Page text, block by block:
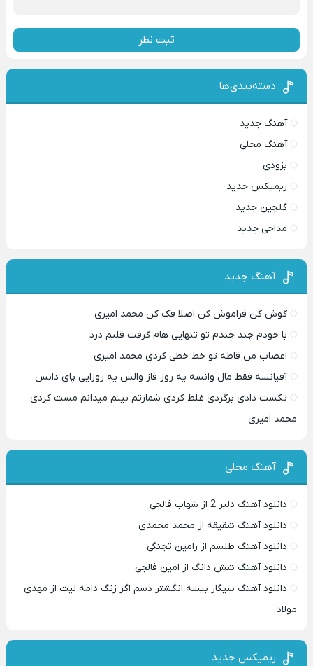
ثبت نظر
دسته‌بندی‌ها
آهنگ جدید
آهنگ محلی
بزودی
ریمیکس جدید
گلچین جدید
مداحی جدید
آهنگ جدید
گوش کن فراموش کن اصلا فک کن محمد امیری
با خودم چند چندم تو تنهایی هام گرفت قلبم درد –
اعصاب من قاطه تو خط خطی کردی محمد امیری
آفیانسه فقط مال وانسه یه روز فاز والس یه روزایی پای دانس –
تکست دادی برگردی غلط کردی شمارتم بینم میدانم مست کردی
محمد امیری
آهنگ محلی
دانلود آهنگ دلبر 2 از شهاب فالجی
دانلود آهنگ شقیقه از محمد محمدی
دانلود آهنگ طلسم از رامین تجنگی
دانلود آهنگ شش دانگ از امین فالجی
دانلود آهنگ سیگار بیسه انگشتر دسم اگر زنگ دامه لیت از مهدی
مولاد
ریمیکس جدید